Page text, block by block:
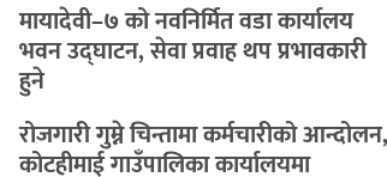
मायादेवी–७ को नवनिर्मित वडा कार्यालय
भवन उद्घाटन, सेवा प्रवाह थप प्रभावकारी
हुने
रोजगारी गुम्ने चिन्तामा कर्मचारीको आन्दोलन,
कोटहीमाई गाउँपालिका कार्यालयमा